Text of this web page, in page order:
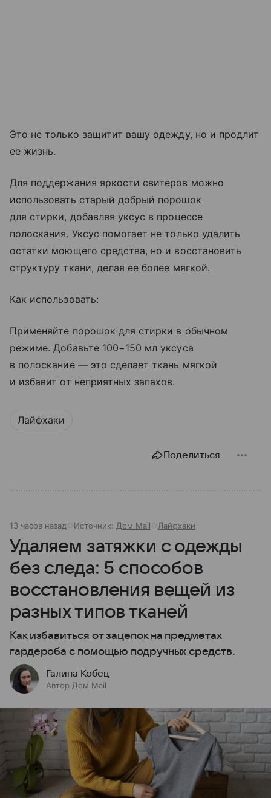
Это не только защитит вашу одежду, но и продлит
ее жизнь.
Для поддержания яркости свитеров можно
использовать старый добрый порошок
для стирки, добавляя уксус в процессе
полоскания. Уксус помогает не только удалить
остатки моющего средства, но и восстановить
структуру ткани, делая ее более мягкой.
Как использовать:
Применяйте порошок для стирки в обычном
режиме. Добавьте 100−150 мл уксуса
в полоскание — это сделает ткань мягкой
и избавит от неприятных запахов.
Лайфхаки
Поделиться
13 часов назад Источник: Дом Mail Лайфхаки
Удаляем затяжки с одежды
без следа: 5 способов
восстановления вещей из
разных типов тканей
Как избавиться от зацепок на предметах
гардероба с помощью подручных средств.
Галина Кобец
Автор Дом Mail